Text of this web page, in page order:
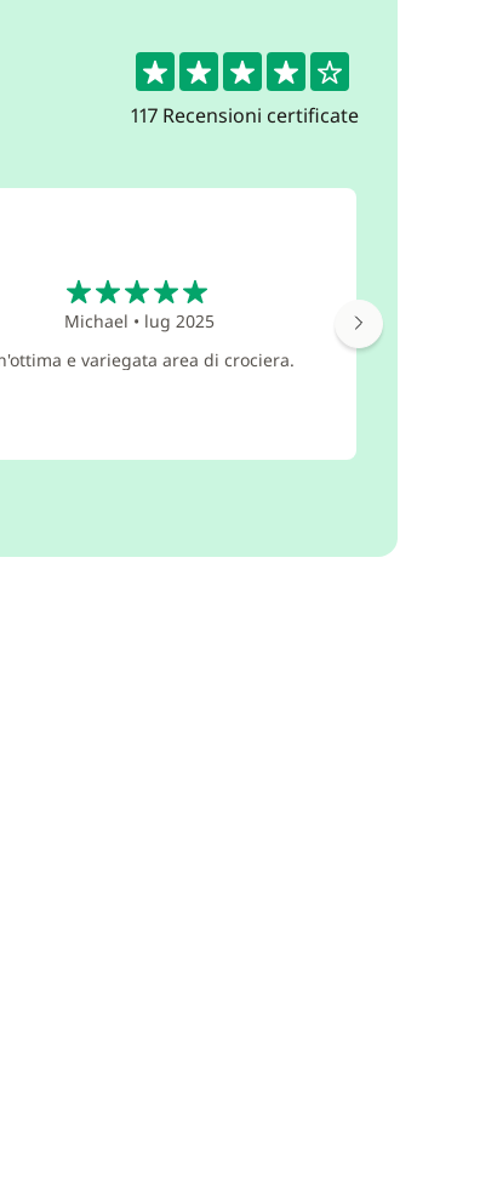
4.4
117 Recensioni certificate
Michael • lug 2025
e variegata area di crociera.